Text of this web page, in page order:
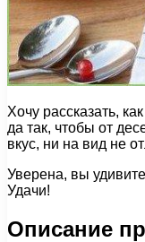
Хочу рассказать,
да так, чтобы от
вкус, ни на вид не
Уверена, вы
Удачи!
Описание